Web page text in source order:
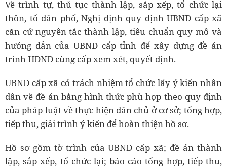
Về trình tự, thủ tục thành lập, sắp xếp, tổ chức lại
thôn, tổ dân phố, Nghị định quy định UBND cấp xã
căn cứ nguyên tắc thành lập, tiêu chuẩn quy mô và
hướng dẫn của UBND cấp tỉnh để xây dựng đề án
trình HĐND cùng cấp xem xét, quyết định.
UBND cấp xã có trách nhiệm tổ chức lấy ý kiến nhân
dân về đề án bằng hình thức phù hợp theo quy định
của pháp luật về thực hiện dân chủ ở cơ sở; tổng hợp,
tiếp thu, giải trình ý kiến để hoàn thiện hồ sơ.
Hồ sơ gồm tờ trình của UBND cấp xã; đề án thành
lập, sắp xếp, tổ chức lại; báo cáo tổng hợp, tiếp thu,